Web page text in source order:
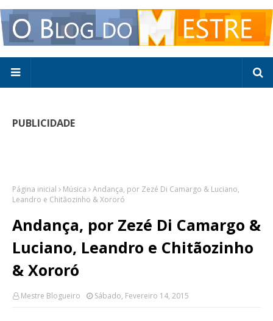
PUBLICIDADE
Página inicial Música
Andança, por Zezé Di Camargo & Luciano,
Leandro e Chitãozinho & Xororó
Andança, por Zezé Di Camargo &
Luciano, Leandro e Chitãozinho
& Xororó
Mestre Blogueiro Sábado, Fevereiro 14, 2015